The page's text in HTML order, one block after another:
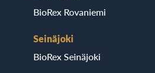
BioRex Rovaniemi
Seinäjoki
BioRex Seinäjoki